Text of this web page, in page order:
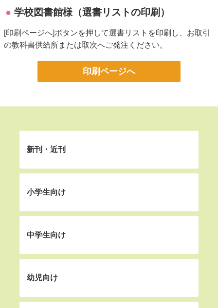
学校図書館様（選書リストの印刷）
[印刷ページへ]ボタンを押して選書リストを印刷し、お取引
の教科書供給所または取次へご発注ください。
印刷ページへ
新刊・近刊
小学生向け
中学生向け
幼児向け